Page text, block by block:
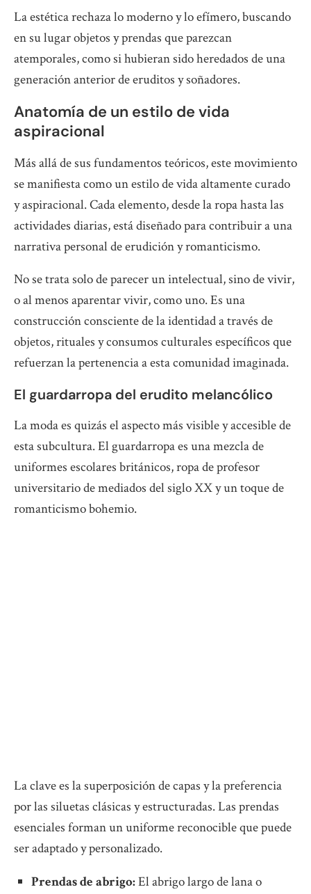
La estética rechaza lo moderno y lo efímero, buscando
en su lugar objetos y prendas que parezcan
atemporales, como si hubieran sido heredados de una
generación anterior de eruditos y soñadores.
Anatomía de un estilo de vida
aspiracional
Más allá de sus fundamentos teóricos, este movimiento
se manifiesta como un estilo de vida altamente curado
y aspiracional. Cada elemento, desde la ropa hasta las
actividades diarias, está diseñado para contribuir a una
narrativa personal de erudición y romanticismo.
No se trata solo de parecer un intelectual, sino de vivir,
o al menos aparentar vivir, como uno. Es una
construcción consciente de la identidad a través de
objetos, rituales y consumos culturales específicos que
refuerzan la pertenencia a esta comunidad imaginada.
El guardarropa del erudito melancólico
La moda es quizás el aspecto más visible y accesible de
esta subcultura. El guardarropa es una mezcla de
uniformes escolares británicos, ropa de profesor
universitario de mediados del siglo XX y un toque de
romanticismo bohemio.
La clave es la superposición de capas y la preferencia
por las siluetas clásicas y estructuradas. Las prendas
esenciales forman un uniforme reconocible que puede
ser adaptado y personalizado.
Prendas de abrigo:El abrigo largo de lana o